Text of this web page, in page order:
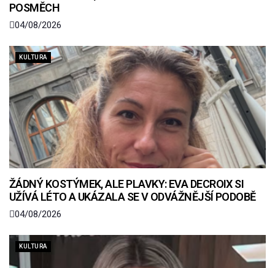
POSMĚCH
04/08/2026
KULTURA
ŽÁDNÝ KOSTÝMEK, ALE PLAVKY: EVA DECROIX SI
UŽÍVÁ LÉTO A UKÁZALA SE V ODVÁŽNĚJŠÍ PODOBĚ
04/08/2026
KULTURA